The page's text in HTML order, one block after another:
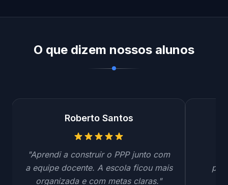
O que dizem nossos alunos
Roberto Santos
"Aprendi a construir o PPP junto com
a equipe docente. A escola ficou mais
organizada e com metas claras."